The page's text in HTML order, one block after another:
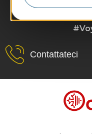
Contattateci